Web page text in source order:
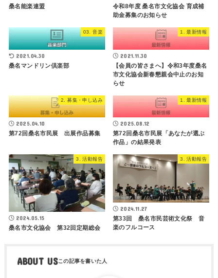
桑名能楽連盟
令和8年度 桑名市文化協会 育成補
助金募集のお知らせ
03. 音楽
2021.04.30
桑名マンドリン倶楽部
1. 最新情報
2021.11.30
【会員の皆さまへ】令和3年度桑名
市文化協会新春懇親会中止のお知
らせ
2. 募集・申し込み
2025.04.10
第72回桑名市民展 出展作品募集
1. 最新情報
2025.08.12
第72回桑名市民展「あなたが選ぶ
作品」の結果発表
3. 活動報告
2024.05.15
桑名市文化協会 第32回定期総会
3. 活動報告
2024.11.27
第33回 桑名市民芸術文化祭 音
楽のフルコース
ABOUT US